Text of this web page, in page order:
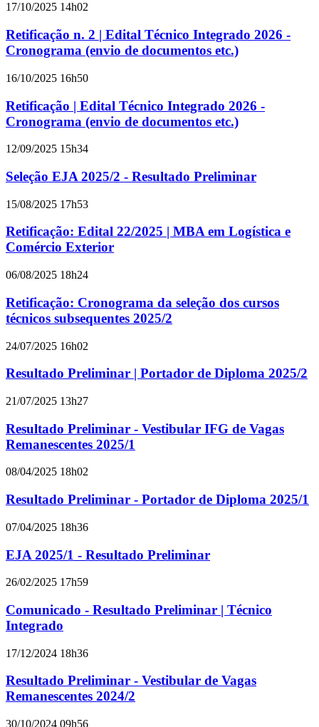
17/10/2025 14h02
Retificação n. 2 | Edital Técnico Integrado 2026 -
Cronograma (envio de documentos etc.)
16/10/2025 16h50
Retificação | Edital Técnico Integrado 2026 -
Cronograma (envio de documentos etc.)
12/09/2025 15h34
Seleção EJA 2025/2 - Resultado Preliminar
15/08/2025 17h53
Retificação: Edital 22/2025 | MBA em Logística e
Comércio Exterior
06/08/2025 18h24
Retificação: Cronograma da seleção dos cursos
técnicos subsequentes 2025/2
24/07/2025 16h02
Resultado Preliminar | Portador de Diploma 2025/2
21/07/2025 13h27
Resultado Preliminar - Vestibular IFG de Vagas
Remanescentes 2025/1
08/04/2025 18h02
Resultado Preliminar - Portador de Diploma 2025/1
07/04/2025 18h36
EJA 2025/1 - Resultado Preliminar
26/02/2025 17h59
Comunicado - Resultado Preliminar | Técnico
Integrado
17/12/2024 18h36
Resultado Preliminar - Vestibular de Vagas
Remanescentes 2024/2
30/10/2024 09h56